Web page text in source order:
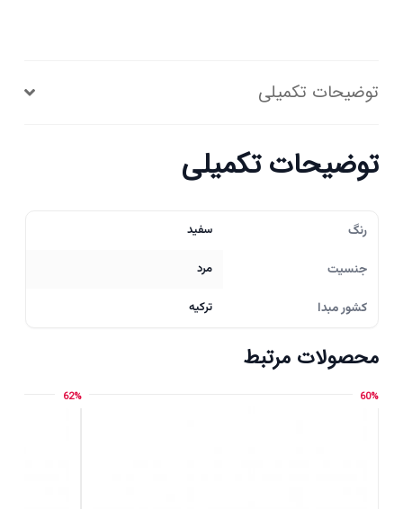
توضیحات تکمیلی
توضیحات تکمیلی
رنگ سفید
جنسیت مرد
کشور مبدا ترکیه
محصولات مرتبط
60%
62%